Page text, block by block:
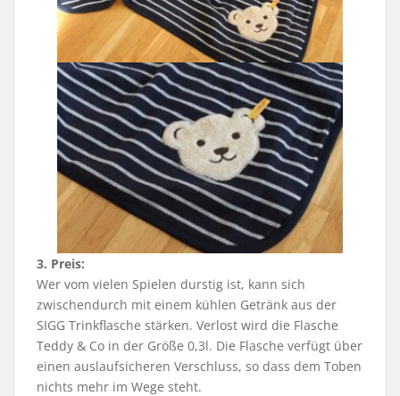
3. Preis:
Wer vom vielen Spielen durstig ist, kann sich
zwischendurch mit einem kühlen Getränk aus der
SIGG Trinkflasche stärken. Verlost wird die Flasche
Teddy & Co in der Größe 0,3l. Die Flasche verfügt über
einen auslaufsicheren Verschluss, so dass dem Toben
nichts mehr im Wege steht.